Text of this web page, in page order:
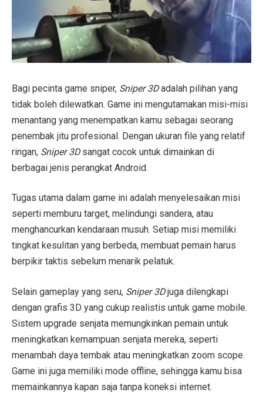
Bagi pecinta game sniper, Sniper 3Dadalah pilihan yang
tidak boleh dilewatkan. Game ini mengutamakan misi-misi
menantang yang menempatkan kamu sebagai seorang
penembak jitu profesional. Dengan ukuran file yang relatif
ringan, Sniper 3Dsangat cocok untuk dimainkan di
berbagai jenis perangkat Android.
Tugas utama dalam game ini adalah menyelesaikan misi
seperti memburu target, melindungi sandera, atau
menghancurkan kendaraan musuh. Setiap misi memiliki
tingkat kesulitan yang berbeda, membuat pemain harus
berpikir taktis sebelum menarik pelatuk.
Selain gameplay yang seru, Sniper 3Djuga dilengkapi
dengan grafis 3D yang cukup realistis untuk game mobile.
Sistem upgrade senjata memungkinkan pemain untuk
meningkatkan kemampuan senjata mereka, seperti
menambah daya tembak atau meningkatkan zoom scope.
Game ini juga memiliki mode offline, sehingga kamu bisa
memainkannya kapan saja tanpa koneksi internet.